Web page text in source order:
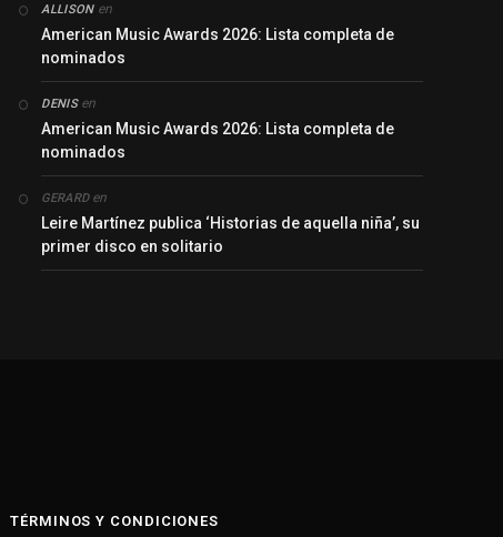
ALLISONen
American Music Awards 2026: Lista completa de
nominados
DENISen
American Music Awards 2026: Lista completa de
nominados
GERARDen
Leire Martínez publica ‘Historias de aquella niña’, su
primer disco en solitario
TÉRMINOS Y CONDICIONES